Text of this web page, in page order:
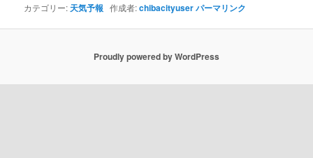
カテゴリー: 天気予報 作成者:chibacityuserパーマリンク
Proudly powered by WordPress